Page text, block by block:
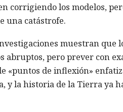
corrigiendo los modelos,
una catástrofe.
muestran que
abruptos, pero prever con
«puntos de inflexión»
y la historia de la Tierra ya